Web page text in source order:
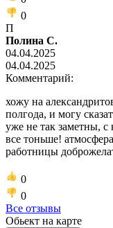
0
П
Полина С.
04.04.2025
04.04.2025
Комментарий:
хожу на
полгода, и могу
уже не так заметны,
все тоньше!
работницы
0
0
Все отзывы
Обьект на карте